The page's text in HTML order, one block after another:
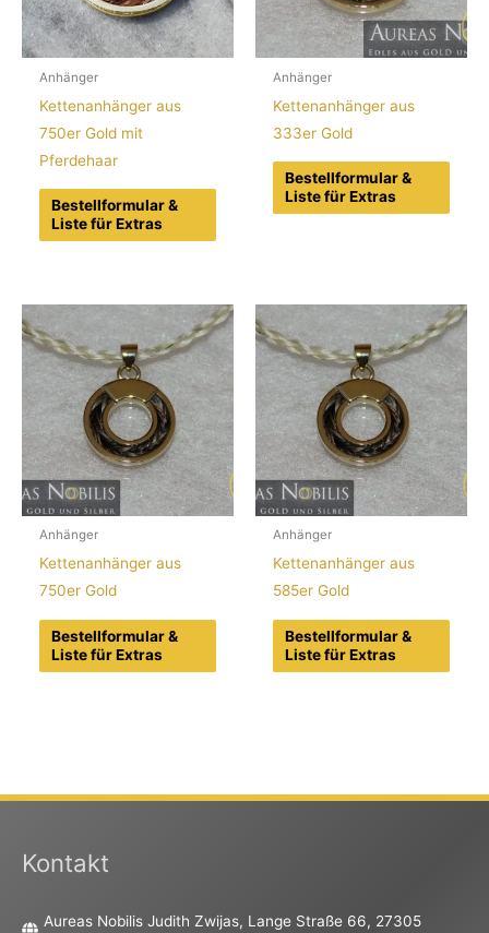
Anhänger
Kettenanhänger aus
750er Gold mit
Pferdehaar
Bestellformular &
Liste für Extras
Anhänger
Kettenanhänger aus
333er Gold
Bestellformular &
Liste für Extras
Anhänger
Kettenanhänger aus
750er Gold
Bestellformular &
Liste für Extras
Anhänger
Kettenanhänger aus
585er Gold
Bestellformular &
Liste für Extras
Kontakt
Aureas Nobilis Judith Zwijas, Lange Straße 66, 27305